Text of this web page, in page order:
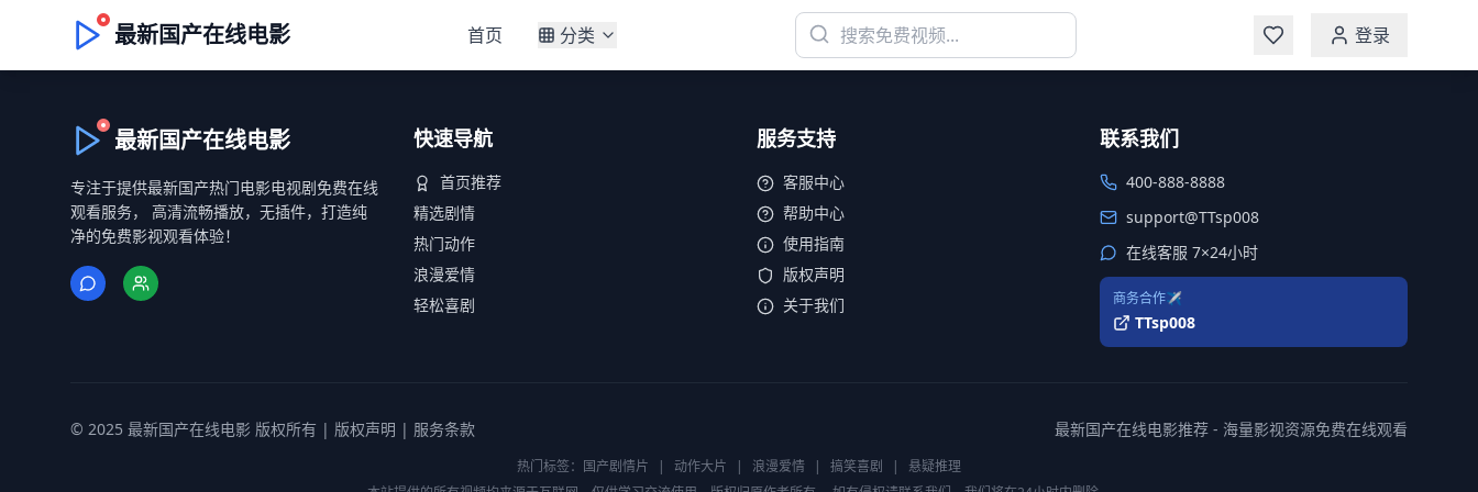
最新国产在线电影 首页 分类 登录
最新国产在线电影
专注于提供最新国产热门电影电视剧免费在线
观看服务， 高清流畅播放，无插件，打造纯
净的免费影视观看体验！
快速导航
首页推荐
精选剧情
热门动作
浪漫爱情
轻松喜剧
服务支持
客服中心
帮助中心
使用指南
版权声明
关于我们
联系我们
400-888-8888
support@TTsp008
在线客服 7×24小时
商务合作✈️
TTsp008
© 2025 最新国产在线电影 版权所有 | 版权声明 | 服务条款 最新国产在线电影推荐 - 海量影视资源免费在线观看
热门标签： 国产剧情片 | 动作大片 | 浪漫爱情 | 搞笑喜剧 |
悬疑推理